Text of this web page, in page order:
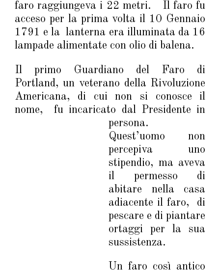
faro raggiungeva i 22 metri. Il faro fu
acceso per la prima volta il 10 Gennaio
1791 e la lanterna era illuminata da 16
lampade alimentate con olio di balena.
Il primo Guardiano del Faro di
Portland, un veterano della Rivoluzione
Americana, di cui non si conosce il
nome, fu incaricato dal Presidente in
persona.
Quest’uomo non
percepiva uno
stipendio, ma aveva
il permesso di
abitare nella casa
adiacente il faro, di
pescare e di piantare
ortaggi per la sua
sussistenza.
Un faro così antico